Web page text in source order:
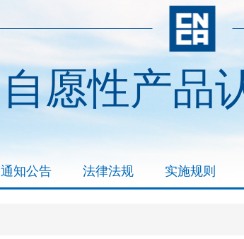
自愿性产品
通知公告 法律法规 实施规则